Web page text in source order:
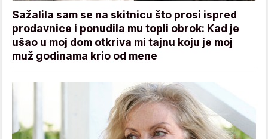
Sažalila sam se na skitnicu što prosi ispred
prodavnice i ponudila mu topli obrok: Kad je
ušao u moj dom otkriva mi tajnu koju je moj
muž godinama krio od mene